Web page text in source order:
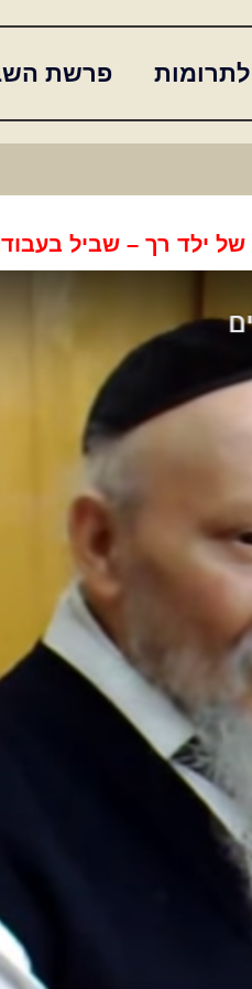
לתרומות פרשת
של ילד רך – שביל